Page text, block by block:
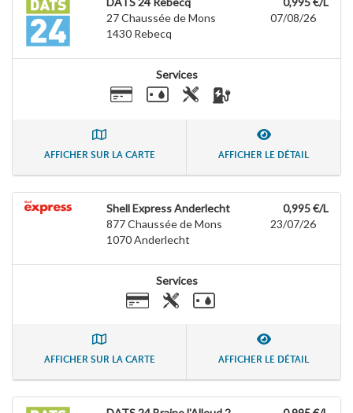
27 Chaussée de Mons
1430 Rebecq
07/08/26
Services
AFFICHER SUR LA CARTE AFFICHER LE DÉTAIL
Shell Express Anderlecht
877 Chaussée de Mons
1070Anderlecht
0,995 €/L
23/07/26
Services
AFFICHER SUR LA CARTE AFFICHER LE DÉTAIL